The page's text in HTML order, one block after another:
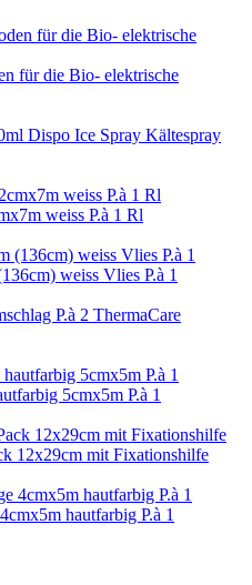
für die Bio- elektrische
Dispo Ice Spray Kältespray
weiss P.à 1 Rl
weiss Vlies P.à 1
ThermaCare
5cmx5m P.à 1
12x29cm mit Fixationshilfe
hautfarbig P.à 1